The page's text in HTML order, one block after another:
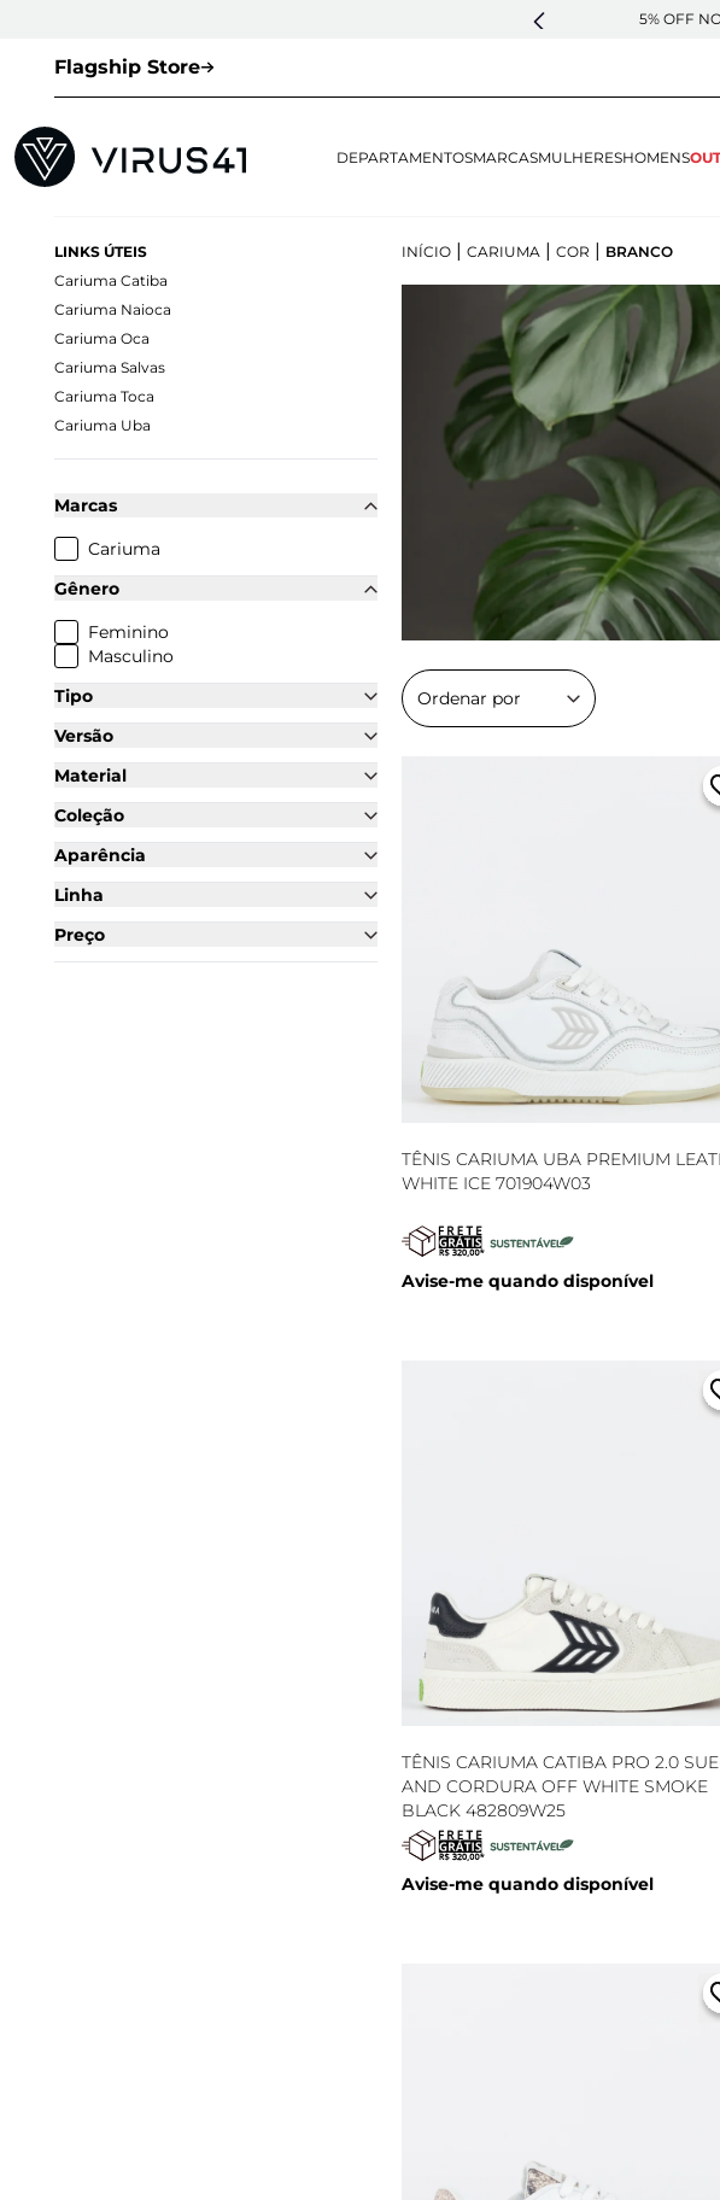
5% OFF
Flagship Store
DEPARTAMENTOSMARCASMULHERESHOMENS
LINKS ÚTEIS
Cariuma Catiba
Cariuma Naioca
Cariuma Oca
Cariuma Salvas
Cariuma Toca
Cariuma Uba
Marcas
Cariuma
Aparência
Coleção
Gênero
Feminino
Masculino
Linha
Material
Tipo
Versão
Preço
INÍCIO | CARIUMA | COR | BRANCO
TÊNIS CARIUMA UBA PREMIUM
WHITE ICE 701904W03
Avise-me quando disponível
TÊNIS CARIUMA CATIBA PRO 2.0
AND CORDURA OFF WHITE SMOKE
BLACK 482809W25
Avise-me quando disponível